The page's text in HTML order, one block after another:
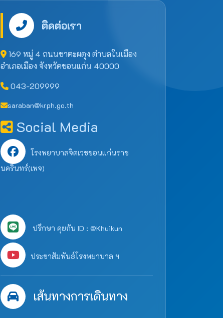
ติดต่อเรา
169 หมู่ 4 ถนนชาตะผดุง ตำบลในเมือง
อำเภอเมือง จังหวัดขอนแก่น 40000
043-209999
saraban@krph.go.th
Social Media
โรงพยาบาลจิตเวชขอนแก่นราช
นครินทร์(เพจ)
ปรึกษา คุยกัน ID : @Khuikun
ประชาสัมพันธ์โรงพยาบาล ฯ
เส้นทางการเดินทาง